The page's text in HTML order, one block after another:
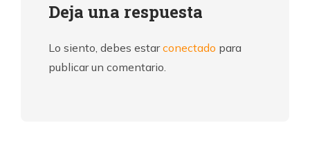
Deja una respuesta
Lo siento, debes estarconectado para
publicar un comentario.